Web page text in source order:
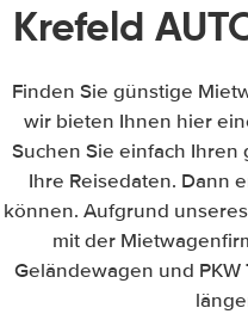
Krefeld
Finden Sie günstige
wir bieten Ihnen hier
Suchen Sie einfach
Ihre Reisedaten. Dann
können. Aufgrund
mit der
Geländewagen und